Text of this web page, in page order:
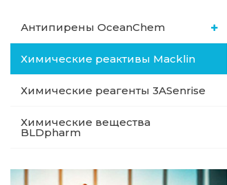
Антипирены OceanСhem
Химические реактивы Macklin
Химические реагенты 3ASenrise
Химические вещества
BLDpharm